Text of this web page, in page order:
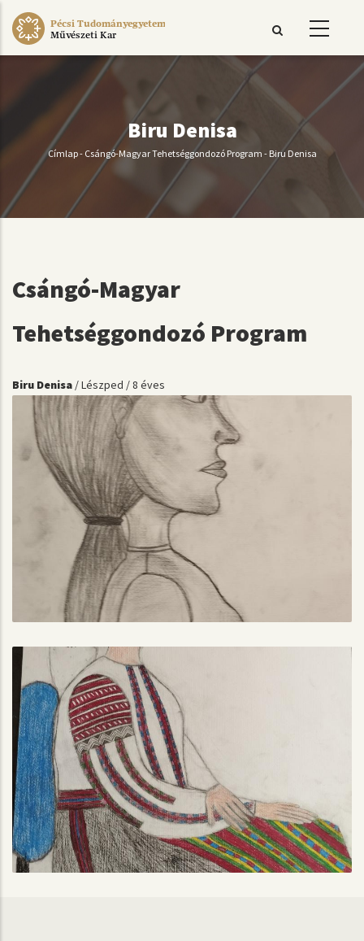
Ugrás
Pécsi Tudományegyetem
Művészeti Kar
Biru Denisa
Morzsa
Címlap- Csángó-Magyar Tehetséggondozó Program - Biru Denisa
Csángó-Magyar
Tehetséggondozó Program
Biru Denisa / Lészped / 8 éves